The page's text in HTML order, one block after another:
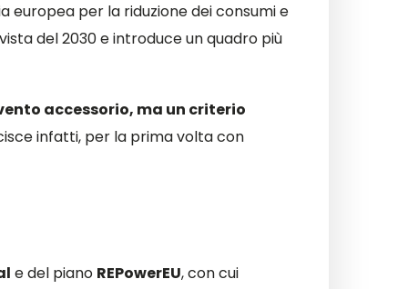
per la riduzione dei consumi e
del 2030 e introduce un quadro più
accessorio, ma un criterio
infatti, per la prima volta con
e del piano REPowerEU, con cui